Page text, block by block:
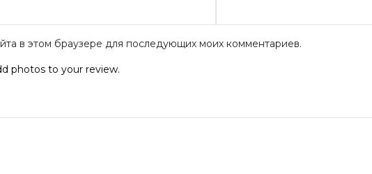
в этом браузере для последующих моих комментариев.
photos to your review.